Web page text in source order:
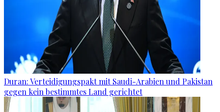
Duran: Verteidigungspakt mit Saudi-Arabien und Pakistan
gegen kein bestimmtes Land gerichtet